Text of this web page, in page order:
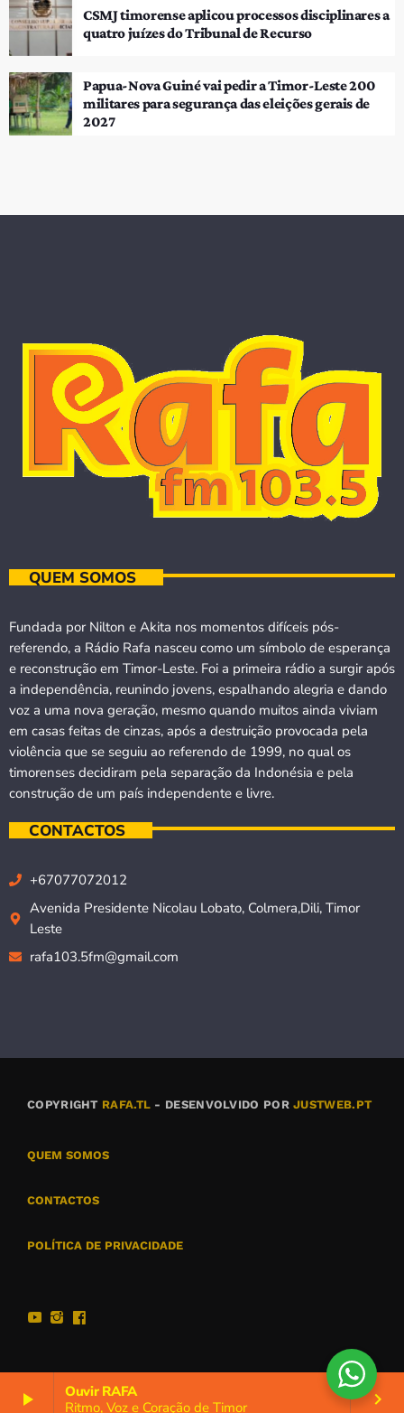
play_arrow
Ouvir RAFA
Ritmo, Voz e Coração de Timor
keyboard_arrow_right
CSMJ timorense aplicou processos disciplinares a
quatro juízes do Tribunal de Recurso
Papua-Nova Guiné vai pedir a Timor-Leste 200
militares para segurança das eleições gerais de
2027
QUEM SOMOS
Fundada por Nilton e Akita nos momentos difíceis pós-
referendo, a Rádio Rafa nasceu como um símbolo de esperança
e reconstrução em Timor-Leste. Foi a primeira rádio a surgir após
a independência, reunindo jovens, espalhando alegria e dando
voz a uma nova geração, mesmo quando muitos ainda viviam
em casas feitas de cinzas, após a destruição provocada pela
violência que se seguiu ao referendo de 1999, no qual os
timorenses decidiram pela separação da Indonésia e pela
construção de um país independente e livre.
CONTACTOS
+67077072012
Avenida Presidente Nicolau Lobato, Colmera,Dili, Timor
Leste
rafa103.5fm@gmail.com
COPYRIGHT RAFA.TL - DESENVOLVIDO PORJUSTWEB.PT
QUEM SOMOS
CONTACTOS
POLÍTICA DE PRIVACIDADE